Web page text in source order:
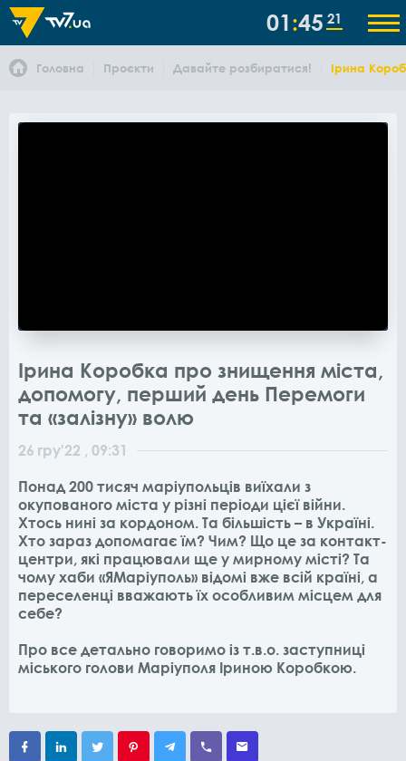
01 45 21
Головна Проєкти Давайте розбиратися! Ірина
Ірина Коробка про знищення міста,
допомогу, перший день Перемоги
та «залізну» волю
26 гру'22 , 09:31
Понад 200 тисяч маріупольців виїхали з
окупованого міста у різні періоди цієї війни.
Хтось нині за кордоном. Та більшість – в Україні.
Хто зараз допомагає їм? Чим? Що це за контакт-
центри, які працювали ще у мирному місті? Та
чому хаби «ЯМаріуполь» відомі вже всій країні, а
переселенці вважають їх особливим місцем для
себе?
Про все детально говоримо із т.в.о. заступниці
міського голови Маріуполя Іриною Коробкою.